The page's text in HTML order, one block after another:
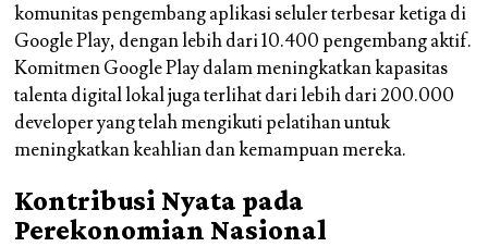
komunitas pengembang aplikasi seluler terbesar ketiga di
Google Play, dengan lebih dari 10.400 pengembang aktif.
Komitmen Google Play dalam meningkatkan kapasitas
talenta digital lokal juga terlihat dari lebih dari 200.000
developer yang telah mengikuti pelatihan untuk
meningkatkan keahlian dan kemampuan mereka.
Kontribusi Nyata pada
Perekonomian Nasional